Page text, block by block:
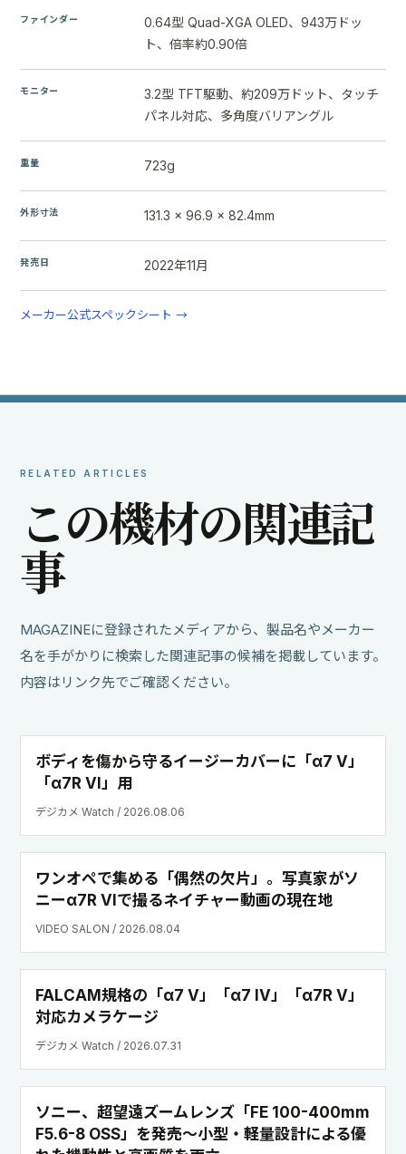
ファインダー
0.64型 Quad-XGA OLED、943万ドッ
ト、倍率約0.90倍
モニター
3.2型 TFT駆動、約209万ドット、タッチ
パネル対応、多角度バリアングル
重量 723g
外形寸法 131.3 x 96.9 x 82.4mm
発売日 2022年11月
メーカー公式スペックシート →
RELATED ARTICLES
この機材の関連記
事
MAGAZINEに登録されたメディアから、製品名やメーカー
名を手がかりに検索した関連記事の候補を掲載しています。
内容はリンク先でご確認ください。
ボディを傷から守るイージーカバーに「α7 V」
「α7R VI」用
デジカメ Watch / 2026.08.06
ワンオペで集める「偶然の欠片」。写真家がソ
ニーα7R VIで撮るネイチャー動画の現在地
VIDEO SALON / 2026.08.04
FALCAM規格の「α7 V」「α7 IV」「α7R V」
対応カメラケージ
デジカメ Watch / 2026.07.31
ソニー、超望遠ズームレンズ「FE 100-400mm
F5.6-8 OSS」を発売〜小型・軽量設計による優